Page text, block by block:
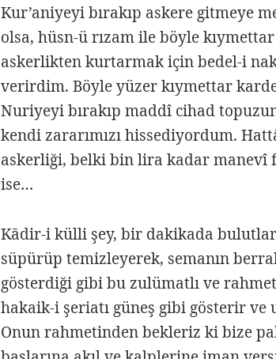
Kur’aniyeyi bırakıp askere gitmeye
olsa, hüsn-ü rızam ile böyle
askerlikten kurtarmak için bedel-i
verirdim. Böyle yüzer kıymettar
Nuriyeyi bırakıp maddî cihad
kendi zararımızı hissediyordum.
askerliği, belki bin lira kadar manevî
ise…
Kādir-i külli şey, bir dakikada
süpürüp temizleyerek, semanın
gösterdiği gibi bu zulümatlı ve
hakaik-i şeriatı güneş gibi gösterir ve
Onun rahmetinden bekleriz ki bize